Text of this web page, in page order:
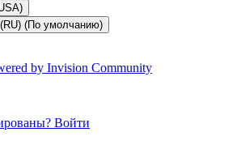
(По умолчанию)
by Invision Community
Войти